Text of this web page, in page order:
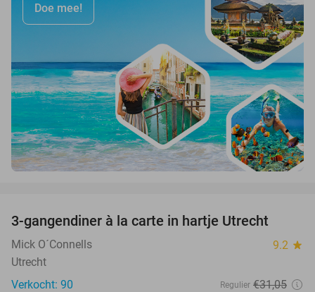
Doe mee!
3-gangendiner à la carte in hartje Utrecht
Mick O´Connells 9.2 star
Utrecht
Verkocht: 90
Regulier €31,05